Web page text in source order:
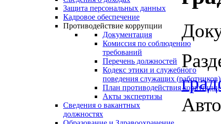
Защита персональных данных
Кадровое обеспечение
Противодействие коррупции
Документация
Комиссия по соблюдению
требований
Перечень должностей
Кодекс этики и служебного
поведения служащих (работников)
План противодействия коррупции
Акты экспертизы
Сведения о вакантных
должностях